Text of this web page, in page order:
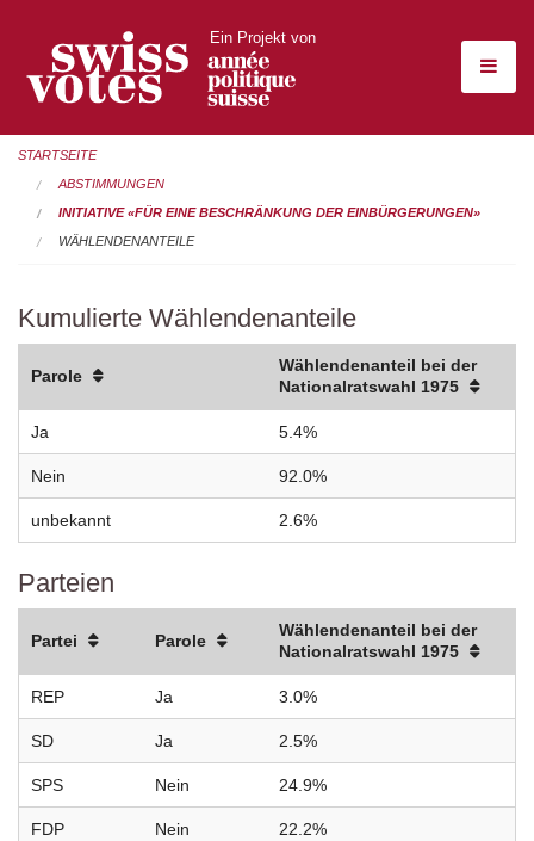
Ein Projekt von
STARTSEITE
ABSTIMMUNGEN
INITIATIVE «FÜR EINE BESCHRÄNKUNG DER EINBÜRGERUNGEN»
WÄHLENDENANTEILE
Kumulierte Wählendenanteile
Parole
Wählendenanteil bei der
Nationalratswahl 1975
Ja 5.4%
Nein 92.0%
unbekannt 2.6%
Parteien
Partei Parole
Wählendenanteil bei der
Nationalratswahl 1975
REP Ja 3.0%
SD Ja 2.5%
SPS Nein 24.9%
FDP Nein 22.2%